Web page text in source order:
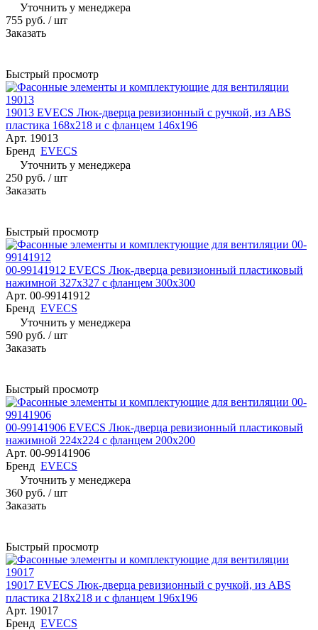
Уточнить у менеджера
755 руб. / шт
Заказать
Быстрый просмотр
19013 EVECS Люк-дверца ревизионный с ручкой, из ABS
пластика 168х218 и с фланцем 146х196
Арт. 19013
Бренд EVECS
Уточнить у менеджера
250 руб. / шт
Заказать
Быстрый просмотр
00-99141912 EVECS Люк-дверца ревизионный пластиковый
нажимной 327х327 с фланцем 300х300
Арт. 00-99141912
Бренд EVECS
Уточнить у менеджера
590 руб. / шт
Заказать
Быстрый просмотр
00-99141906 EVECS Люк-дверца ревизионный пластиковый
нажимной 224х224 с фланцем 200х200
Арт. 00-99141906
Бренд EVECS
Уточнить у менеджера
360 руб. / шт
Заказать
Быстрый просмотр
19017 EVECS Люк-дверца ревизионный с ручкой, из ABS
пластика 218х218 и с фланцем 196х196
Арт. 19017
Бренд EVECS